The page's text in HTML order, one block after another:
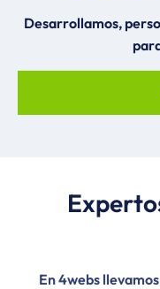
Desarrollamos,
En 4webs